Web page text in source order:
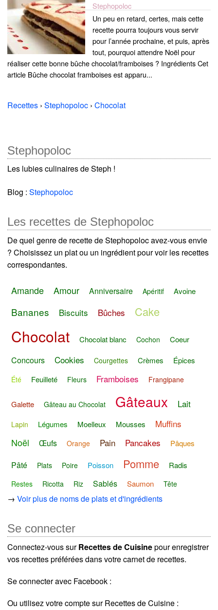
Stephopoloc
Un peu en retard, certes, mais cette
recette pourra toujours vous servir
pour l’année prochaine, et puis, après
tout, pourquoi attendre Noël pour
réaliser cette bonne bûche chocolat/framboises ? Ingrédients Cet
article Bûche chocolat framboises est apparu...
Recettes › Stephopoloc › Chocolat
Stephopoloc
Les lubies culinaires de Steph !
Blog : Stephopoloc
Les recettes de Stephopoloc
De quel genre de recette de Stephopoloc avez-vous envie
? Choisissez un plat ou un ingrédient pour voir les recettes
correspondantes.
Amande Amour Anniversaire Apéritif Avoine
Bananes Biscuits Bûches Cake
Chocolat Chocolat blanc Cochon Coeur
Concours Cookies Courgettes Crèmes Épices
Été Feuilleté Fleurs Framboises Frangipane
Galette Gâteau au Chocolat Gâteaux Lait
Lapin Légumes Moelleux Mousses Muffins
Noël Œufs Orange Pain Pancakes Pâques
Pâté Plats Poire Poisson Pomme Radis
Restes Ricotta Riz Sablés Saumon Tête
→ Voir plus de noms de plats et d'ingrédients
Se connecter
Connectez-vous surRecettes de Cuisinepour enregistrer
vos recettes préférées dans votre carnet de recettes.
Se connecter avec Facebook :
Ou utilisez votre compte sur Recettes de Cuisine :